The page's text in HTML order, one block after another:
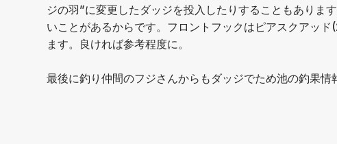
ジの羽”に変更したダッジを投入したりすることもありま
いことがあるからです。フロントフックはピアスクアッ
ます。良ければ参考程度に。
最後に釣り仲間のフジさんからもダッジでため池の釣果情